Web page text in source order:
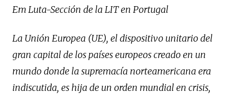
Em Luta-Sección de la LIT en Portugal
La Unión Europea (UE), el dispositivo unitario del
gran capital de los países europeos creado en un
mundo donde la supremacía norteamericana era
indiscutida, es hija de un orden mundial en crisis,